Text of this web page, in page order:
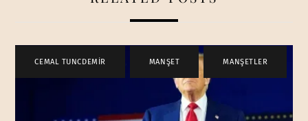
CEMAL TUNCDEMİR MANŞET , MANŞETLER